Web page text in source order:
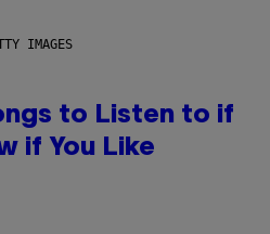
IMAGES
to Listen to if
if You Like